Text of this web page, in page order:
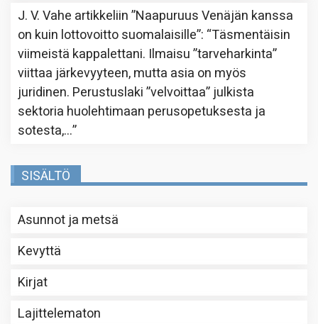
J. V. Vahe artikkeliin”Naapuruus Venäjän kanssa
on kuin lottovoitto suomalaisille”: “Täsmentäisin
viimeistä kappalettani. Ilmaisu ”tarveharkinta”
viittaa järkevyyteen, mutta asia on myös
juridinen. Perustuslaki ”velvoittaa” julkista
sektoria huolehtimaan perusopetuksesta ja
sotesta,…”
SISÄLTÖ
Asunnot ja metsä
Kevyttä
Kirjat
Lajittelematon